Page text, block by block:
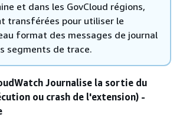
et dans les GovCloud régions,
transférées pour utiliser le
format des messages de journal
segments de trace.
Journalise la sortie du
ou crash de l'extension) -